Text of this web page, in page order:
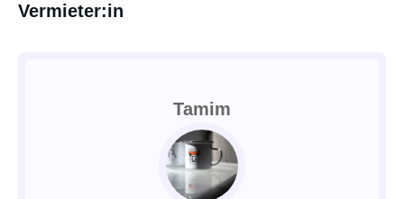
Vermieter:in
Tamim